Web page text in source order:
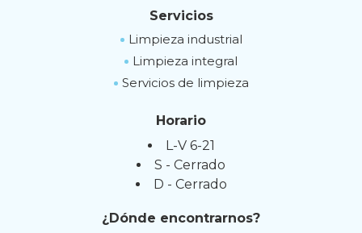
Servicios
Limpieza industrial
Limpieza integral
Servicios de limpieza
Horario
L-V 6-21
S - Cerrado
D - Cerrado
¿Dónde encontrarnos?